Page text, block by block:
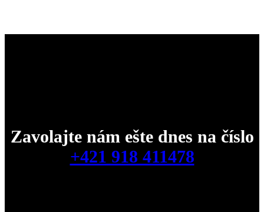
Zavolajte nám ešte dnes na číslo
+421 918 411478